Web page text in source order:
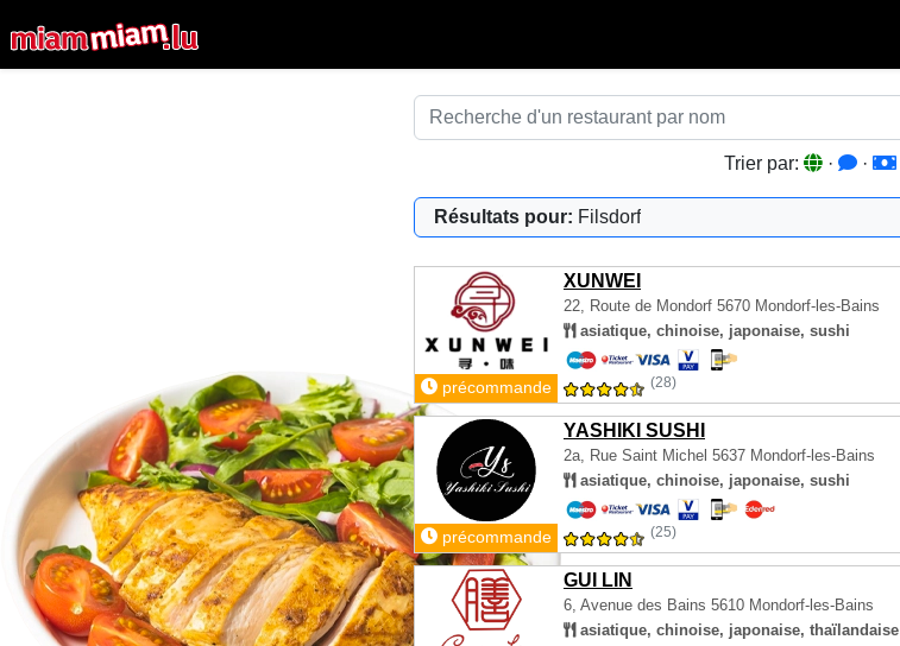
Trier par: · ·
Résultats pour: Filsdorf
XUNWEI
22, Route de Mondorf 5670 Mondorf-les-Bains
asiatique, chinoise, japonaise, sushi
précommande (28)
YASHIKI SUSHI
2a, Rue Saint Michel 5637 Mondorf-les-Bains
asiatique, chinoise, japonaise, sushi
précommande (25)
GUI LIN
6, Avenue des Bains 5610 Mondorf-les-Bains
asiatique, chinoise, japonaise, thaïlandaise